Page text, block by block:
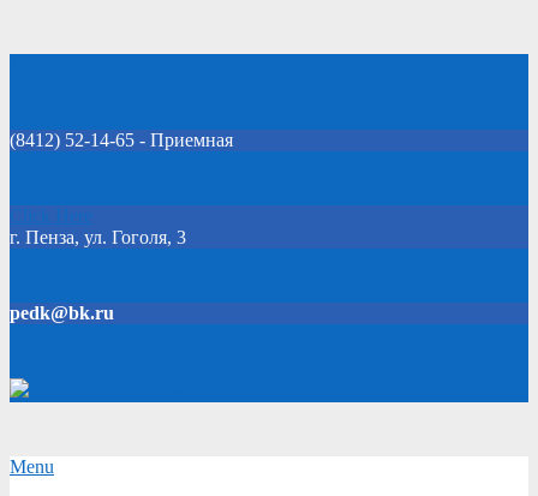
(8412) 52-14-65 - Приемная
Click Here
г. Пенза, ул. Гоголя, 3
pedk@bk.ru
Secondary
Menu